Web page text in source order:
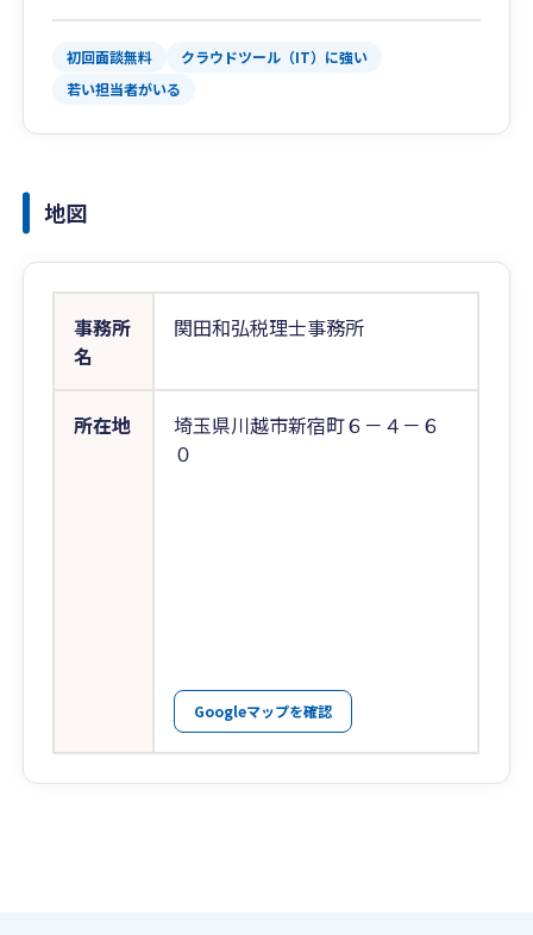
初回面談無料
クラウドツール（IT）に強い
若い担当者がいる
地図
事務所
名
関田和弘税理士事務所
所在地
埼玉県川越市新宿町６－４－６
０
Googleマップを確認